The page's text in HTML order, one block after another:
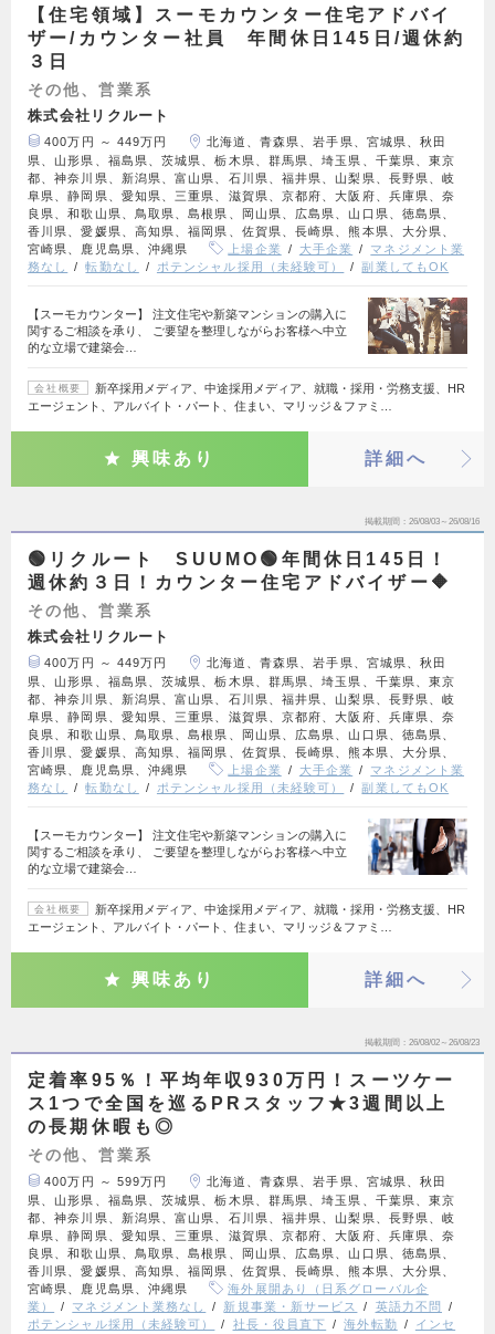
【住宅領域】スーモカウンター住宅アドバイ
ザー/カウンター社員 年間休日145日/週休約
３日
その他、営業系
株式会社リクルート
400万円 ～ 449万円
北海道、青森県、岩手県、宮城県、秋田
県、山形県、福島県、茨城県、栃木県、群馬県、埼玉県、千葉県、東京
都、神奈川県、新潟県、富山県、石川県、福井県、山梨県、長野県、岐
阜県、静岡県、愛知県、三重県、滋賀県、京都府、大阪府、兵庫県、奈
良県、和歌山県、鳥取県、島根県、岡山県、広島県、山口県、徳島県、
香川県、愛媛県、高知県、福岡県、佐賀県、長崎県、熊本県、大分県、
宮崎県、鹿児島県、沖縄県
上場企業 大手企業
マネジメント業
務なし
転勤なし ポテンシャル採用（未経験可） 副業してもOK
【スーモカウンター】 注文住宅や新築マンションの購入に
関するご相談を承り、 ご要望を整理しながらお客様へ中立
的な立場で建築会…
会社概要
新卒採用メディア、中途採用メディア、就職・採用・労務支援、HR
エージェント、アルバイト・パート、住まい、マリッジ＆ファミ…
興味あり 詳細へ
掲載期間 26/08/03～26/08/16
🟢リクルート SUUMO🟢年間休日145日！
週休約３日！カウンター住宅アドバイザー🔶
その他、営業系
株式会社リクルート
400万円 ～ 449万円
北海道、青森県、岩手県、宮城県、秋田
県、山形県、福島県、茨城県、栃木県、群馬県、埼玉県、千葉県、東京
都、神奈川県、新潟県、富山県、石川県、福井県、山梨県、長野県、岐
阜県、静岡県、愛知県、三重県、滋賀県、京都府、大阪府、兵庫県、奈
良県、和歌山県、鳥取県、島根県、岡山県、広島県、山口県、徳島県、
香川県、愛媛県、高知県、福岡県、佐賀県、長崎県、熊本県、大分県、
宮崎県、鹿児島県、沖縄県
上場企業 大手企業
マネジメント業
務なし
転勤なし ポテンシャル採用（未経験可） 副業してもOK
【スーモカウンター】 注文住宅や新築マンションの購入に
関するご相談を承り、 ご要望を整理しながらお客様へ中立
的な立場で建築会…
会社概要
新卒採用メディア、中途採用メディア、就職・採用・労務支援、HR
エージェント、アルバイト・パート、住まい、マリッジ＆ファミ…
興味あり 詳細へ
掲載期間 26/08/02～26/08/23
定着率95％！平均年収930万円！スーツケー
ス1つで全国を巡るPRスタッフ★3週間以上
の長期休暇も◎
その他、営業系
400万円 ～ 599万円
北海道、青森県、岩手県、宮城県、秋田
県、山形県、福島県、茨城県、栃木県、群馬県、埼玉県、千葉県、東京
都、神奈川県、新潟県、富山県、石川県、福井県、山梨県、長野県、岐
阜県、静岡県、愛知県、三重県、滋賀県、京都府、大阪府、兵庫県、奈
良県、和歌山県、鳥取県、島根県、岡山県、広島県、山口県、徳島県、
香川県、愛媛県、高知県、福岡県、佐賀県、長崎県、熊本県、大分県、
宮崎県、鹿児島県、沖縄県
海外展開あり（日系グローバル企
業）
マネジメント業務なし 新規事業・新サービス
英語力不問
ポテンシャル採用（未経験可）
社長・役員直下 海外転勤
インセ